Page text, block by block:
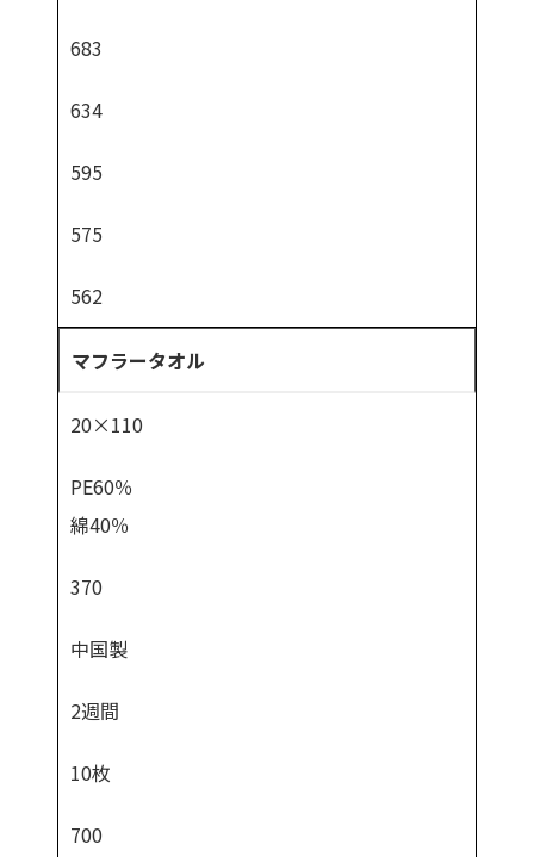
683
634
595
575
562
マフラータオル
20×110
PE60％
綿40％
370
中国製
2週間
10枚
700